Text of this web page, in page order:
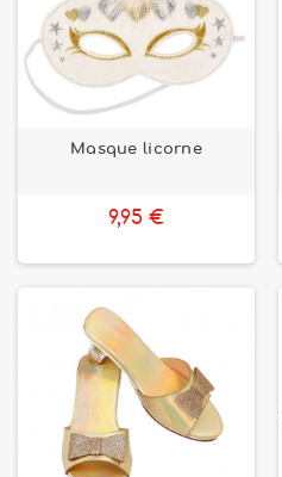
Masque licorne
9,95 €